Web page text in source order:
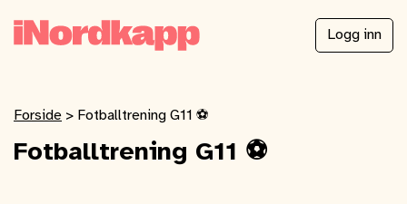
Logg inn
Forside > Fotballtrening G11 ⚽️
Fotballtrening G11 ⚽️